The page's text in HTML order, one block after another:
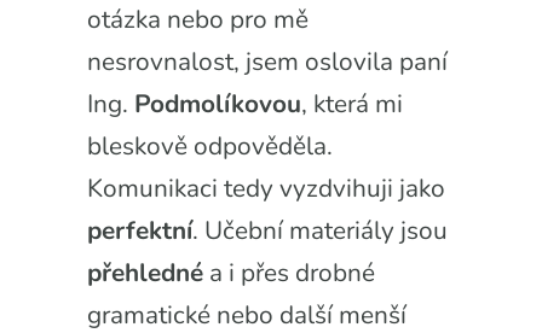
otázka nebo pro mě
nesrovnalost, jsem oslovila paní
Ing. Podmolíkovou, která mi
bleskově odpověděla.
Komunikaci tedy vyzdvihuji jako
perfektní. Učební materiály jsou
přehledné a i přes drobné
gramatické nebo další menší